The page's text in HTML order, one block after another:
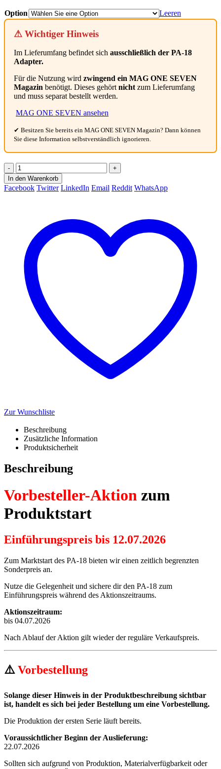
Option Leeren
⚠ Wichtiger Hinweis
Im Lieferumfang befindet sich ausschließlich der PA-18
Adapter.
Für die Nutzung wird zwingend ein MAG ONE SEVEN
Magazin benötigt. Dieses gehört nicht zum Lieferumfang
und muss separat bestellt werden.
MAG ONE SEVEN ansehen
✔ Besitzen Sie bereits ein MAG ONE SEVEN Magazin? Dann können
Sie diese Information selbstverständlich ignorieren.
-
+
In den Warenkorb
Facebook Twitter LinkedIn Email Reddit WhatsApp
Zur Wunschliste
Beschreibung
Zusätzliche Information
Produktsicherheit
Beschreibung
Vorbesteller-Aktion zum
Produktstart
Einführungspreis bis 12.07.2026
Zum Marktstart des PA-18 bieten wir einen zeitlich begrenzten
Sonderpreis an.
Nutze die Gelegenheit und sichere dir den PA-18 zum
Einführungspreis während des Aktionszeitraums.
Aktionszeitraum:
bis 04.07.2026
Nach Ablauf der Aktion gilt wieder der reguläre Verkaufspreis.
⚠️ Vorbestellung
Solange dieser Hinweis in der Produktbeschreibung sichtbar
ist, handelt es sich bei jeder Bestellung um eine Vorbestellung.
Die Produktion der ersten Serie läuft bereits.
Voraussichtlicher Beginn der Auslieferung:
22.07.2026
Sollten sich aufgrund von Produktion, Materialverfügbarkeit oder